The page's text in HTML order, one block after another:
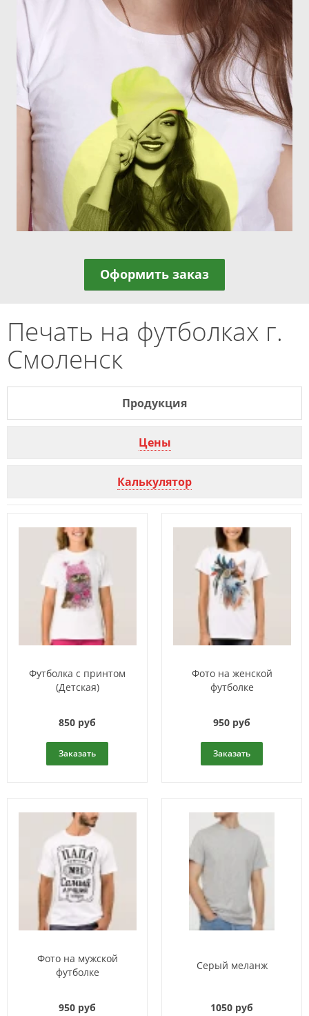
Оформить заказ
Печать на футболках г.
Смоленск
Продукция
Цены
Калькулятор
Футболка с принтом
(Детская)
850 руб
Заказать
Фото на женской
футболке
950 руб
Заказать
Фото на мужской
футболке
950 руб
Серый меланж
1050 руб